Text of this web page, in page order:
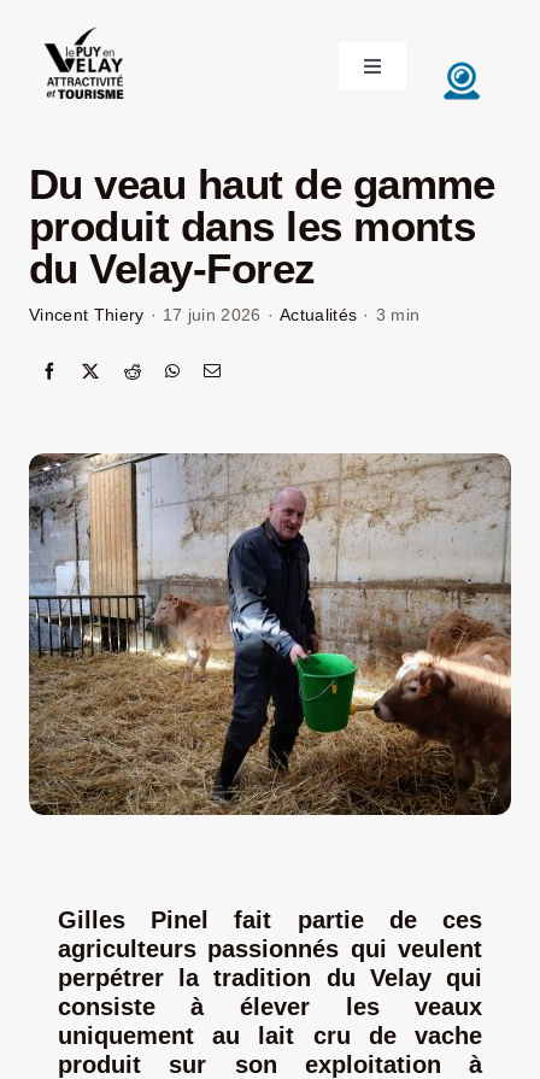
contenu
Toggle
Navigation
DÉCOUVRIR LE VELAY
INVESTIR EN VELAY
ÉTUDIER EN VELAY
LE VELAY RECRUTE
LA ROUTE DES PRODUCTEURS
NOUS CONTACTER
Rechercher:
Nouveau Magazine EnVelay
Du veau haut de gamme
produit dans les monts
du Velay-Forez
Vincent Thiery · 17 juin 2026 · Actualités · 3 min
Gilles Pinel fait partie de ces
agriculteurs passionnés qui veulent
perpétrer la tradition du Velay qui
consiste à élever les veaux
uniquement au lait cru de vache
produit sur son exploitation à